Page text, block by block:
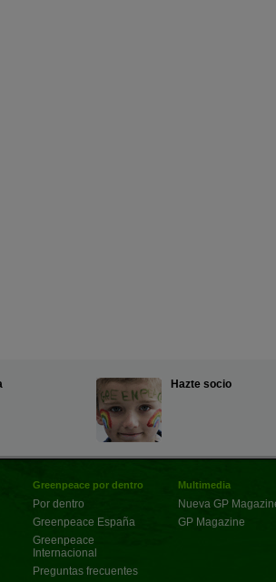
Hazte socio
Greenpeace por dentro
Por dentro
Greenpeace España
Greenpeace
Internacional
Preguntas frecuentes
Multimedia
Nueva GP
GP Magazine